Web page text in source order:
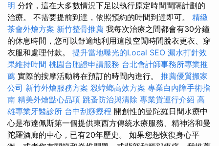
明 分鐘，這在大多數情況下足以執行原定時間間隔計劃的
治療。 不需要提前到達，依照預約的時間到達即可。 精緻
茶會外燴方案 新竹整骨推薦 我每次治療之間都會有30分鐘
的休息時間，您可以舒適地利用這段空閒時間脫衣更衣、穿
衣服和處理付款。 提升當地曝光的Local SEO 漏水打針效
果維持時間 桃園台胞證申請服務 台北會計師事務所專業推
薦 實際的按摩活動將在預訂的時間內進行。 推薦優質搬家
公司 新竹外燴服務方案 殺蟑螂高效方案 專業白內障手術指
南 精美外燴點心品項 跳蚤防治與清除 專業貨運行介紹 高
雄專業牙醫診所 台中刮痧療程 開創性的曼陀羅日間水療中
心是布達佩斯第一個提供東西方傳統水療服務、精神浴和曼
陀羅酒廊的中心，已有20年歷史。 如果您想恢復身心平